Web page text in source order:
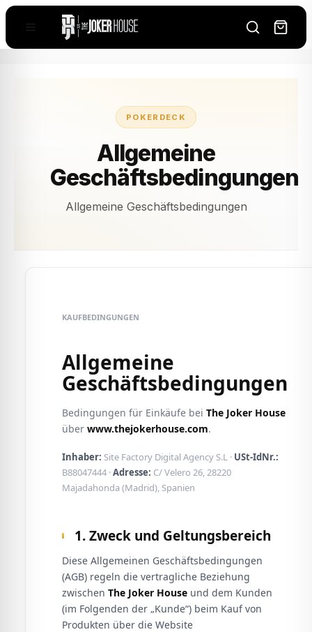
POKERDECK
Allgemeine
Geschäftsbedingungen
Allgemeine Geschäftsbedingungen
KAUFBEDINGUNGEN
Allgemeine
Geschäftsbedingungen
Bedingungen für Einkäufe bei The Joker House
über www.thejokerhouse.com.
Inhaber: Site Factory Digital Agency S.L · USt-IdNr.:
B88047444 ·Adresse: C/ Velero 26, 28220
Majadahonda (Madrid), Spanien
1. Zweck und Geltungsbereich
Diese Allgemeinen Geschäftsbedingungen
(AGB) regeln die vertragliche Beziehung
zwischen The Joker House und dem Kunden
(im Folgenden der „Kunde“) beim Kauf von
Produkten über die Website